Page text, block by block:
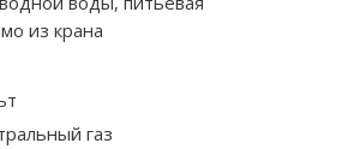
из крана
газ